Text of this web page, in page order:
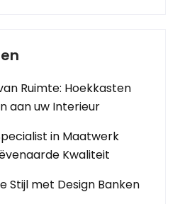
Ruimte: Hoekkasten
aan uw Interieur
in Maatwerk
Kwaliteit
Stijl met Design Banken